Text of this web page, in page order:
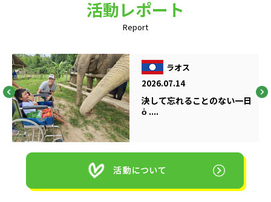
活動レポート
Report
ラオス
2026.07.14
決して忘れることのない一日
ὁ ....